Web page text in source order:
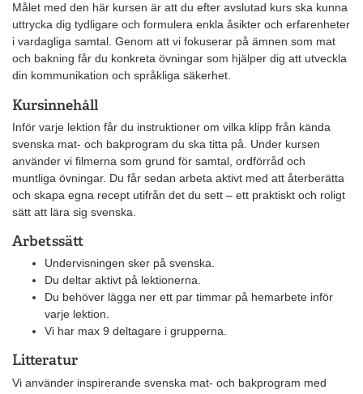
Målet med den här kursen är att du efter avslutad kurs ska kunna
uttrycka dig tydligare och formulera enkla åsikter och erfarenheter
i vardagliga samtal. Genom att vi fokuserar på ämnen som mat
och bakning får du konkreta övningar som hjälper dig att utveckla
din kommunikation och språkliga säkerhet.
Kursinnehåll
Inför varje lektion får du instruktioner om vilka klipp från kända
svenska mat- och bakprogram du ska titta på. Under kursen
använder vi filmerna som grund för samtal, ordförråd och
muntliga övningar. Du får sedan arbeta aktivt med att återberätta
och skapa egna recept utifrån det du sett – ett praktiskt och roligt
sätt att lära sig svenska.
Arbetssätt
Undervisningen sker på svenska.
Du deltar aktivt på lektionerna.
Du behöver lägga ner ett par timmar på hemarbete inför
varje lektion.
Vi har max 9 deltagare i grupperna.
Litteratur
Vi använder inspirerande svenska mat- och bakprogram med